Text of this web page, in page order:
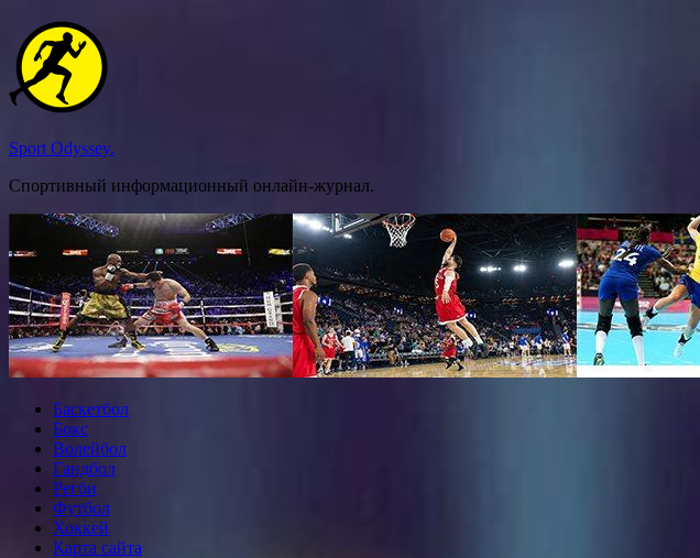
Перейти
содержимому
Sport Odyssey.
Спортивный информационный онлайн-журнал.
Баскетбол
Бокс
Волейбол
Гандбол
Регби
Футбол
Хоккей
Карта сайта